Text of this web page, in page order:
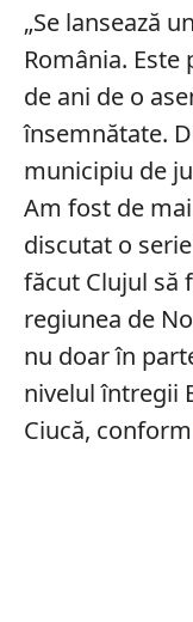
„Se lansează
România.
de ani de o
însemnătate.
municipiu de
Am fost de
discutat o
făcut Clujul să
regiunea de
nu doar în
nivelul întregii
Ciucă, conform